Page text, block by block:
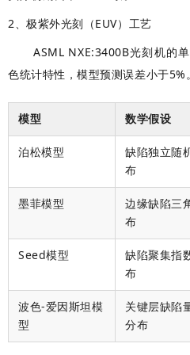
2、极紫外光刻（EUV）工艺
ASML NXE:3400B光刻机的
色统计特性，模型预测误差小于5%。
模型 数学假设
泊松模型
缺陷独立随
布
墨菲模型
边缘缺陷三
布
Seed模型
缺陷聚集指
布
波色-爱因斯坦模
型
关键层缺陷
分布